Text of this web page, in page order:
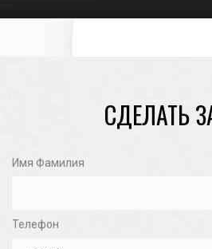
СДЕЛАТЬ
Имя Фамилия
Телефон